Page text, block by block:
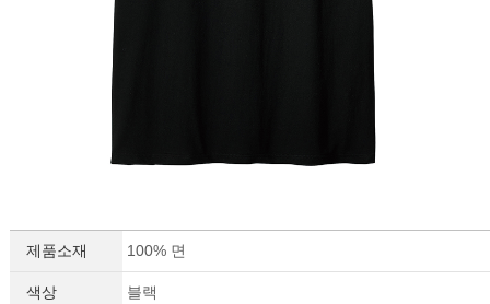
이코 라이프 하
제품소재 100% 면
색상 블랙